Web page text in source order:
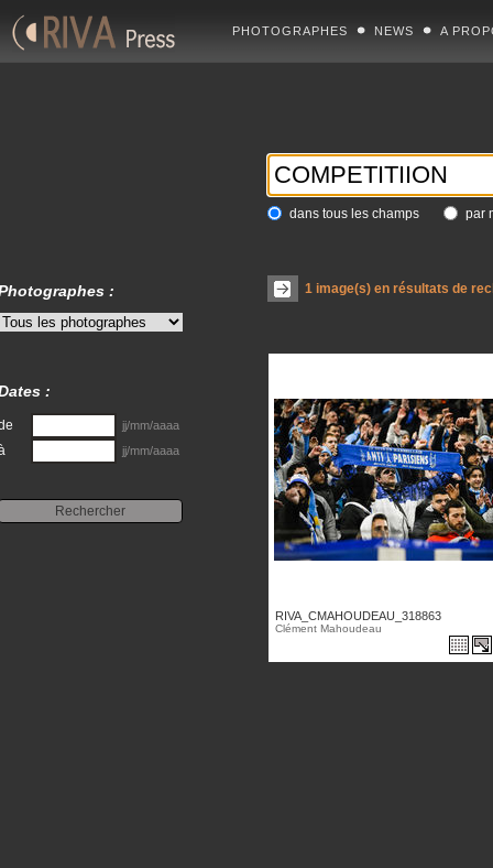
PHOTOGRAPHES NEWS A
dans tous les champs par
1image(s) en résultats de
RIVA_CMAHOUDEAU_318863
Clément Mahoudeau
:
:
jj/mm/aaaa
jj/mm/aaaa